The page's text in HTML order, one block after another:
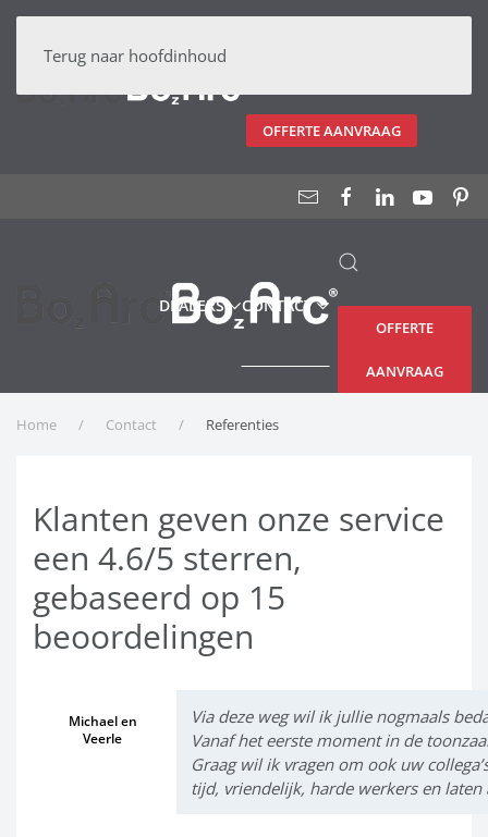
Terug naar hoofdinhoud
OFFERTE AANVRAAG
DEALERS CONTACT
OFFERTE
AANVRAAG
Home Contact Referenties
Klanten geven onze service
een 4.6/5 sterren,
gebaseerd op 15
beoordelingen
Michael en
Veerle
Via deze weg wil ik jullie nogmaals
Vanaf het eerste moment in de
Graag wil ik vragen om ook uw
tijd, vriendelijk, harde werkers en laten